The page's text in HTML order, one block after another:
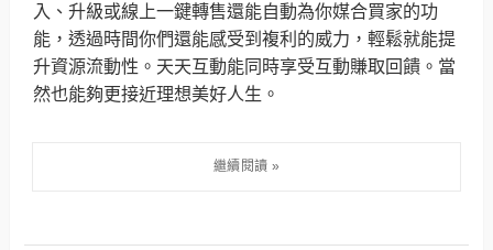
入、升級或線上一鍵轉售還能自動為你媒合買家的功
能，透過時間你們還能感受到複利的威力，輕鬆就能提
升資源流動性。天天互動能同時享受互動賺取回饋。當
然也能夠更接近理想美好人生。